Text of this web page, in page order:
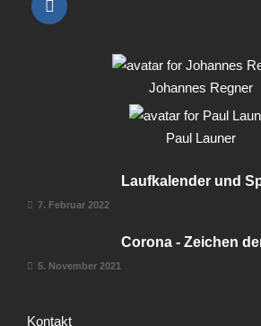
Johannes Regner
Paul Launer
Laufkalender und
7. Februar 2022
Corona - Zeichen
5. November 2021
Kontakt